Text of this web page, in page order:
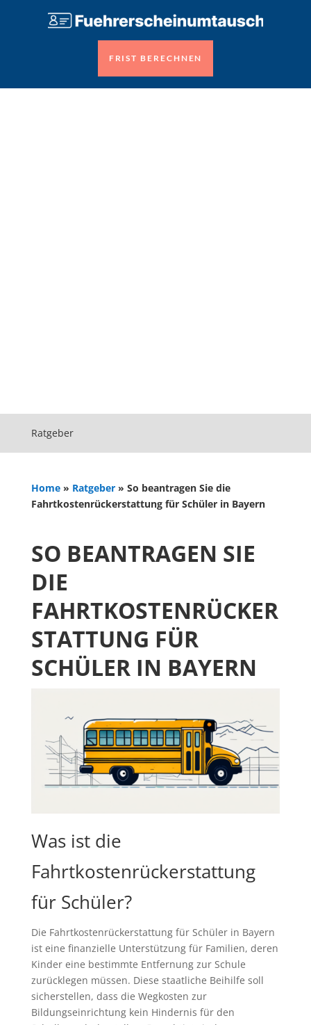
FRIST BERECHNEN
Ratgeber
Home» Ratgeber» So beantragen Sie die
Fahrtkostenrückerstattung für Schüler in Bayern
SO BEANTRAGEN SIE
DIE
FAHRTKOSTENRÜCKER
STATTUNG FÜR
SCHÜLER IN BAYERN
Was ist die
Fahrtkostenrückerstattung
für Schüler?
Die Fahrtkostenrückerstattung für Schüler in Bayern
ist eine finanzielle Unterstützung für Familien, deren
Kinder eine bestimmte Entfernung zur Schule
zurücklegen müssen. Diese staatliche Beihilfe soll
sicherstellen, dass die Wegkosten zur
Bildungseinrichtung kein Hindernis für den